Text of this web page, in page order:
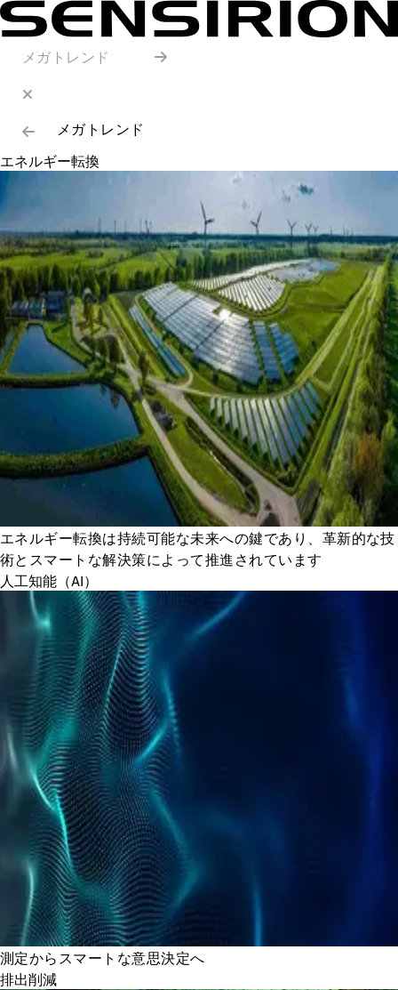
メガトレンド
メガトレンド
エネルギー転換
エネルギー転換は持続可能な未来への鍵であり、革新的な技
術とスマートな解決策によって推進されています
人工知能（AI）
測定からスマートな意思決定へ
排出削減